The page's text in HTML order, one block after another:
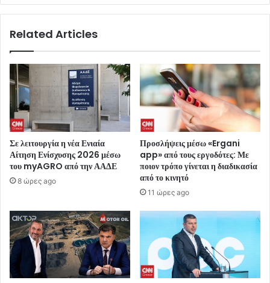
Related Articles
Σε λειτουργία η νέα Ενιαία
Αίτηση Ενίσχυσης 2026 μέσω
του myAGRO από την ΑΑΔΕ
8 ώρες ago
Προσλήψεις μέσω «Ergani
app» από τους εργοδότες: Με
ποιον τρόπο γίνεται η διαδικασία
από το κινητό
11 ώρες ago